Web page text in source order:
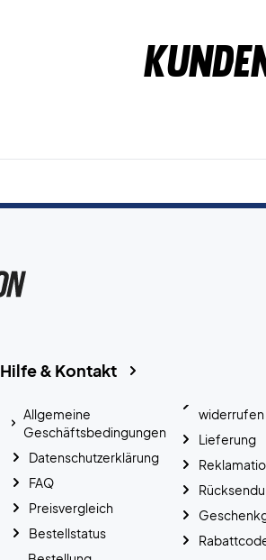
Hilfe & Kontakt
Allgemeine
Geschäftsbedingungen
Datenschutzerklärung
FAQ
Preisvergleich
Bestellstatus
widerrufen
Lieferung